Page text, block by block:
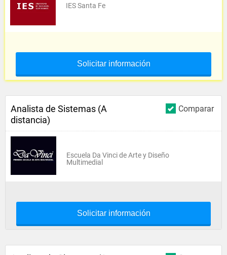
IES Santa Fe
Solicitar información
Comparar
Analista de Sistemas (A
distancia)
Escuela Da Vinci de Arte y Diseño
Multimedial
Solicitar información